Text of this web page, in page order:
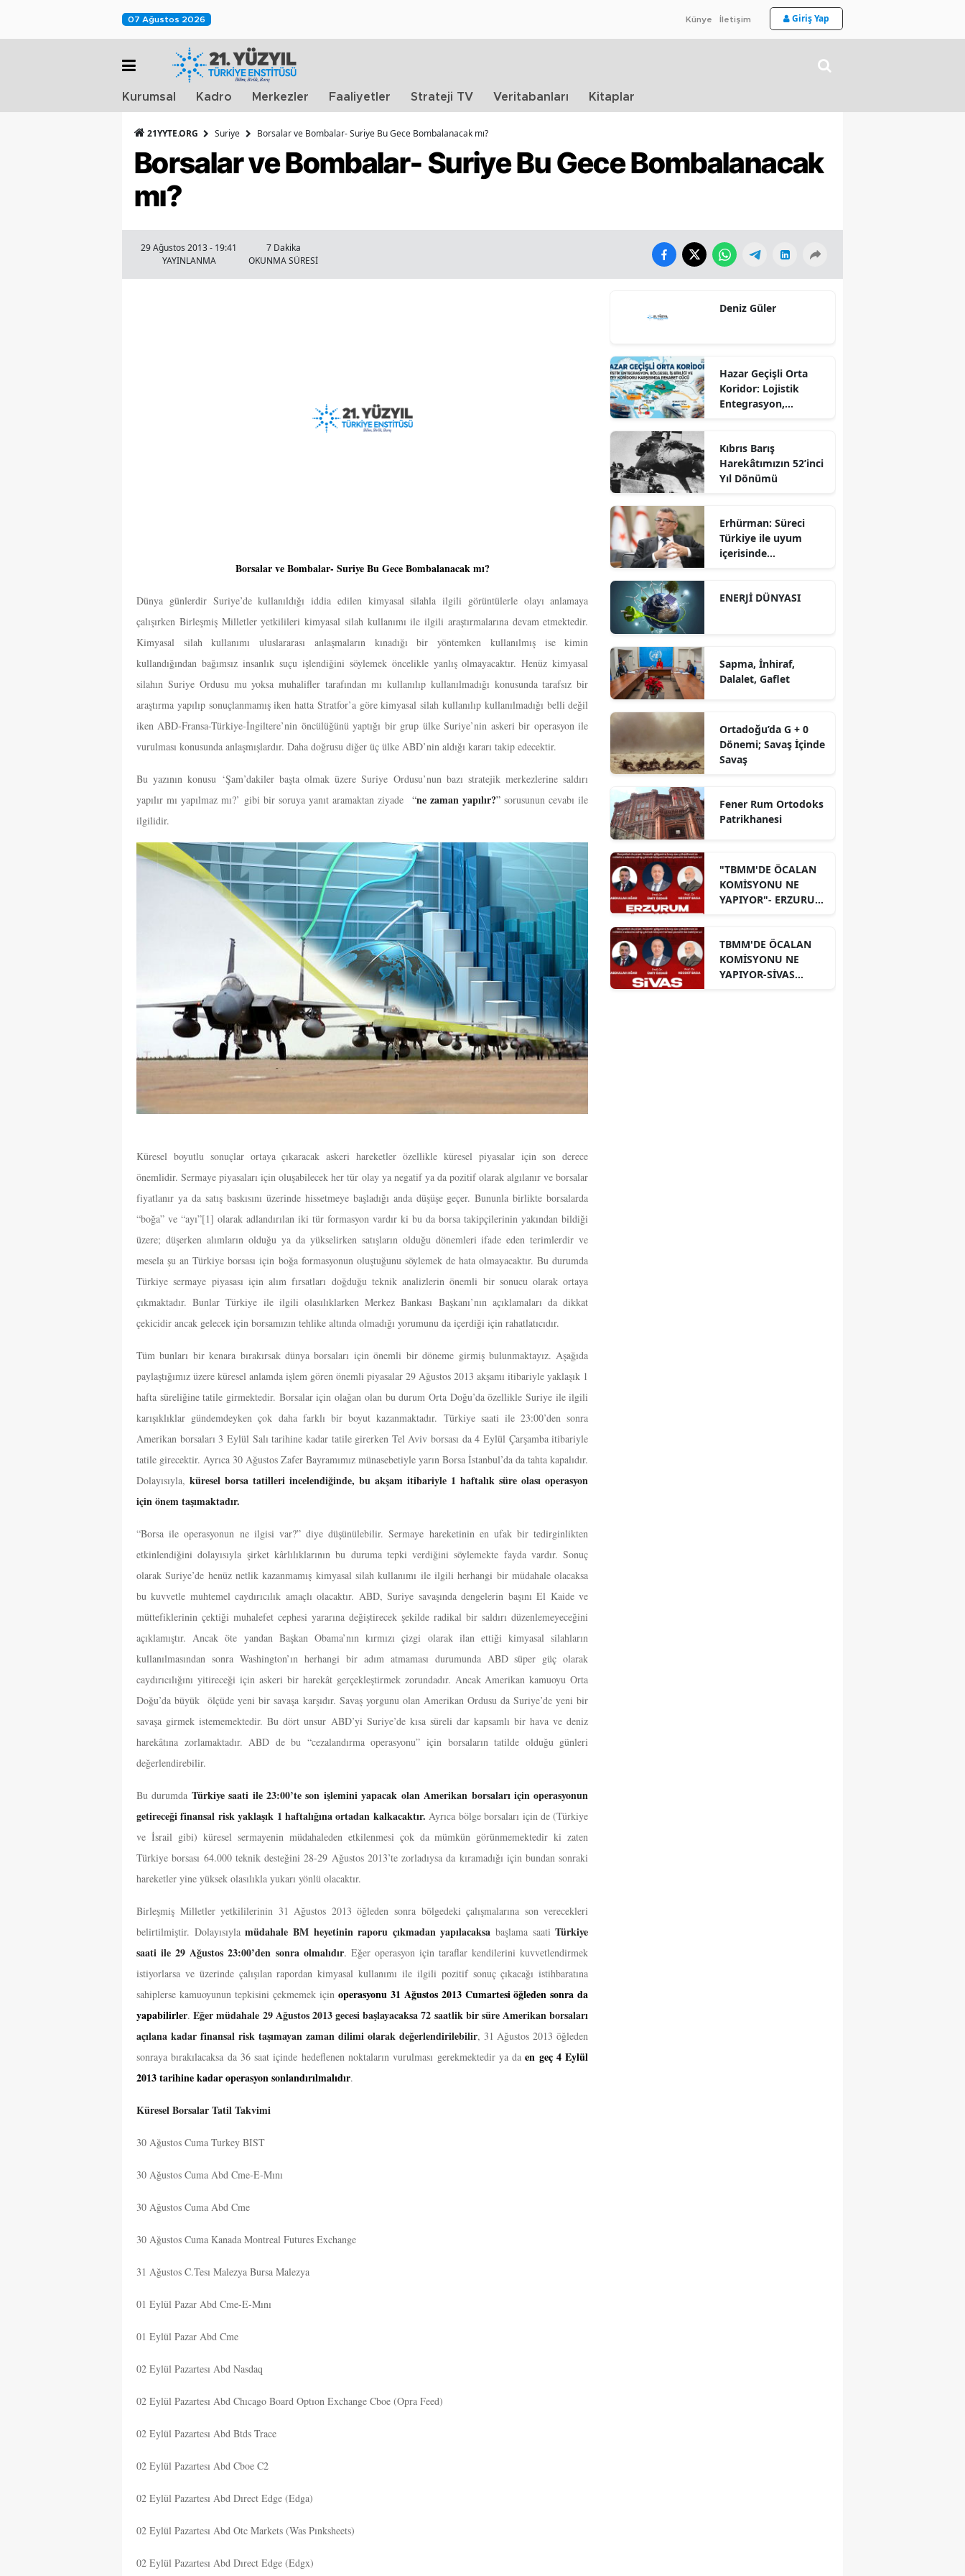
07 Ağustos 2026 Künye İletişim Giriş Yap
Kurumsal Kadro Merkezler Faaliyetler Strateji TV Veritabanları Kitaplar
21YYTE.ORG Suriye Borsalar ve Bombalar- Suriye Bu Gece Bombalanacak mı?
Borsalar ve Bombalar- Suriye Bu Gece Bombalanacak
mı?
29 Ağustos 2013 - 19:41
YAYINLANMA
7 Dakika
OKUNMA SÜRESİ
Borsalar ve Bombalar- Suriye Bu Gece Bombalanacak mı?
Dünya günlerdir Suriye’de kullanıldığı iddia edilen kimyasal silahla ilgili görüntülerle olayı anlamaya
çalışırken Birleşmiş Milletler yetkilileri kimyasal silah kullanımı ile ilgili araştırmalarına devam etmektedir.
Kimyasal silah kullanımı uluslararası anlaşmaların kınadığı bir yöntemken kullanılmış ise kimin
kullandığından bağımsız insanlık suçu işlendiğini söylemek öncelikle yanlış olmayacaktır. Henüz kimyasal
silahın Suriye Ordusu mu yoksa muhalifler tarafından mı kullanılıp kullanılmadığı konusunda tarafsız bir
araştırma yapılıp sonuçlanmamış iken hatta Stratfor’a göre kimyasal silah kullanılıp kullanılmadığı belli değil
iken ABD-Fransa-Türkiye-İngiltere’nin öncülüğünü yaptığı bir grup ülke Suriye’nin askeri bir operasyon ile
vurulması konusunda anlaşmışlardır. Daha doğrusu diğer üç ülke ABD’nin aldığı kararı takip edecektir.
Bu yazının konusu ‘Şam’dakiler başta olmak üzere Suriye Ordusu’nun bazı stratejik merkezlerine saldırı
yapılır mı yapılmaz mı?’ gibi bir soruya yanıt aramaktan ziyade
“ne zaman yapılır?”sorusunun cevabı ile
ilgilidir.
Küresel boyutlu sonuçlar ortaya çıkaracak askeri hareketler özellikle küresel piyasalar için son derece
önemlidir. Sermaye piyasaları için oluşabilecek her tür olay ya negatif ya da pozitif olarak algılanır ve borsalar
fiyatlanır ya da satış baskısını üzerinde hissetmeye başladığı anda düşüşe geçer. Bununla birlikte borsalarda
“boğa” ve “ayı”[1] olarak adlandırılan iki tür formasyon vardır ki bu da borsa takipçilerinin yakından bildiği
üzere; düşerken alımların olduğu ya da yükselirken satışların olduğu dönemleri ifade eden terimlerdir ve
mesela şu an Türkiye borsası için boğa formasyonun oluştuğunu söylemek de hata olmayacaktır. Bu durumda
Türkiye sermaye piyasası için alım fırsatları doğduğu teknik analizlerin önemli bir sonucu olarak ortaya
çıkmaktadır. Bunlar Türkiye ile ilgili olasılıklarken Merkez Bankası Başkanı’nın açıklamaları da dikkat
çekicidir ancak gelecek için borsamızın tehlike altında olmadığı yorumunu da içerdiği için rahatlatıcıdır.
Tüm bunları bir kenara bırakırsak dünya borsaları için önemli bir döneme girmiş bulunmaktayız. Aşağıda
paylaştığımız üzere küresel anlamda işlem gören önemli piyasalar 29 Ağustos 2013 akşamı itibariyle yaklaşık 1
hafta süreliğine tatile girmektedir. Borsalar için olağan olan bu durum Orta Doğu’da özellikle Suriye ile ilgili
karışıklıklar gündemdeyken çok daha farklı bir boyut kazanmaktadır. Türkiye saati ile 23:00’den sonra
Amerikan borsaları 3 Eylül Salı tarihine kadar tatile girerken Tel Aviv borsası da 4 Eylül Çarşamba itibariyle
tatile girecektir. Ayrıca 30 Ağustos Zafer Bayramımız münasebetiyle yarın Borsa İstanbul’da da tahta kapalıdır.
Dolayısıyla,küresel borsa tatilleri incelendiğinde, bu akşam itibariyle 1 haftalık süre olası operasyon
için önem taşımaktadır.
“Borsa ile operasyonun ne ilgisi var?” diye düşünülebilir. Sermaye hareketinin en ufak bir tedirginlikten
etkinlendiğini dolayısıyla şirket kârlılıklarının bu duruma tepki verdiğini söylemekte fayda vardır. Sonuç
olarak Suriye’de henüz netlik kazanmamış kimyasal silah kullanımı ile ilgili herhangi bir müdahale olacaksa
bu kuvvetle muhtemel caydırıcılık amaçlı olacaktır. ABD, Suriye savaşında dengelerin başını El Kaide ve
müttefiklerinin çektiği muhalefet cephesi yararına değiştirecek şekilde radikal bir saldırı düzenlemeyeceğini
açıklamıştır. Ancak öte yandan Başkan Obama’nın kırmızı çizgi olarak ilan ettiği kimyasal silahların
kullanılmasından sonra Washington’ın herhangi bir adım atmaması durumunda ABD süper güç olarak
caydırıcılığını yitireceği için askeri bir harekât gerçekleştirmek zorundadır. Ancak Amerikan kamuoyu Orta
Doğu’da büyük ölçüde yeni bir savaşa karşıdır. Savaş yorgunu olan Amerikan Ordusu da Suriye’de yeni bir
savaşa girmek istememektedir. Bu dört unsur ABD’yi Suriye’de kısa süreli dar kapsamlı bir hava ve deniz
harekâtına zorlamaktadır. ABD de bu “cezalandırma operasyonu” için borsaların tatilde olduğu günleri
değerlendirebilir.
Bu durumda Türkiye saati ile 23:00’te son işlemini yapacak olan Amerikan borsaları için operasyonun
getireceği finansal risk yaklaşık 1 haftalığına ortadan kalkacaktır. Ayrıca bölge borsaları için de (Türkiye
ve İsrail gibi) küresel sermayenin müdahaleden etkilenmesi çok da mümkün görünmemektedir ki zaten
Türkiye borsası 64.000 teknik desteğini 28-29 Ağustos 2013’te zorladıysa da kıramadığı için bundan sonraki
hareketler yine yüksek olasılıkla yukarı yönlü olacaktır.
Birleşmiş Milletler yetkililerinin 31 Ağustos 2013 öğleden sonra bölgedeki çalışmalarına son verecekleri
belirtilmiştir. Dolayısıylamüdahale BM heyetinin raporu çıkmadan yapılacaksa başlama saatiTürkiye
saati ile 29 Ağustos 23:00’den sonra olmalıdır. Eğer operasyon için taraflar kendilerini kuvvetlendirmek
istiyorlarsa ve üzerinde çalışılan rapordan kimyasal kullanımı ile ilgili pozitif sonuç çıkacağı istihbaratına
sahiplerse kamuoyunun tepkisini çekmemek için operasyonu 31 Ağustos 2013 Cumartesi öğleden sonra da
yapabilirler.Eğer müdahale 29 Ağustos 2013 gecesi başlayacaksa 72 saatlik bir süre Amerikan borsaları
açılana kadar finansal risk taşımayan zaman dilimi olarak değerlendirilebilir, 31 Ağustos 2013 öğleden
sonraya bırakılacaksa da 36 saat içinde hedeflenen noktaların vurulması gerekmektedir ya daen geç 4 Eylül
2013 tarihine kadar operasyon sonlandırılmalıdır.
Küresel Borsalar Tatil Takvimi
30 Ağustos Cuma Turkey BIST
30 Ağustos Cuma Abd Cme-E-Mını
30 Ağustos Cuma Abd Cme
30 Ağustos Cuma Kanada Montreal Futures Exchange
31 Ağustos C.Tesı Malezya Bursa Malezya
01 Eylül Pazar Abd Cme-E-Mını
01 Eylül Pazar Abd Cme
02 Eylül Pazartesı Abd Nasdaq
02 Eylül Pazartesı Abd Chıcago Board Optıon Exchange Cboe (Opra Feed)
02 Eylül Pazartesı Abd Btds Trace
02 Eylül Pazartesı Abd Cboe C2
02 Eylül Pazartesı Abd Dırect Edge (Edga)
02 Eylül Pazartesı Abd Otc Markets (Was Pınksheets)
02 Eylül Pazartesı Abd Dırect Edge (Edgx)
Deniz Güler
Hazar Geçişli Orta
Koridor: Lojistik
Entegrasyon,
Karşısında Rekabet
Gücü
Kıbrıs Barış
Harekâtımızın 52’inci
Yıl Dönümü
Erhürman: Süreci
Türkiye ile uyum
içerisinde
ENERJİ DÜNYASI
Sapma, İnhiraf,
Dalalet, Gaflet
Ortadoğu’da G + 0
Dönemi; Savaş İçinde
Savaş
Fener Rum Ortodoks
Patrikhanesi
"TBMM'DE ÖCALAN
KOMİSYONU NE
YAPIYOR"- ERZURUM
TBMM'DE ÖCALAN
KOMİSYONU NE
YAPIYOR-SİVAS